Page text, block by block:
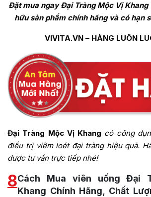
Đặt mua ngay Đại Tràng Mộc Vị
hữu sản phẩm chính hãng và có hạn
VIVITA.VN – HÀNG LUÔN
Đại Tràng Mộc Vị Khang có công
điều trị viêm loét đại tràng hiệu quả.
được tư vấn trực tiếp nhé!
8Cách Mua viên uống Đại
Khang Chính Hãng, Chất